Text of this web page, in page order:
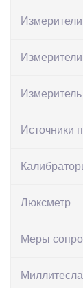
Измеритель
Источники
Люксметр
Меры
Pro
Количество
В корзину